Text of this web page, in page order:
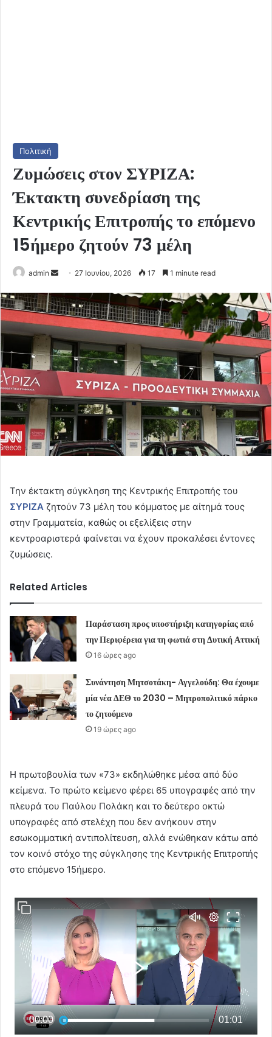
Πολιτική
Ζυμώσεις στον ΣΥΡΙΖΑ:
Έκτακτη συνεδρίαση της
Κεντρικής Επιτροπής το επόμενο
15ήμερο ζητούν 73 μέλη
admin
Send
email
27 Ιουνίου, 2026 17 1 minute read
Την έκτακτη σύγκληση της Κεντρικής Επιτροπής του
ΣΥΡΙΖΑ ζητούν 73 μέλη του κόμματος με αίτημά τους
στην Γραμματεία, καθώς οι εξελίξεις στην
κεντροαριστερά φαίνεται να έχουν προκαλέσει έντονες
ζυμώσεις.
Related Articles
Παράσταση προς υποστήριξη κατηγορίας από
την Περιφέρεια για τη φωτιά στη Δυτική Αττική
16 ώρες ago
Συνάντηση Μητσοτάκη- Αγγελούδη: Θα έχουμε
μία νέα ΔΕΘ το 2030 – Μητροπολιτικό πάρκο
το ζητούμενο
19 ώρες ago
Η πρωτοβουλία των «73» εκδηλώθηκε μέσα από δύο
κείμενα. Το πρώτο κείμενο φέρει 65 υπογραφές από την
πλευρά του Παύλου Πολάκη και το δεύτερο οκτώ
υπογραφές από στελέχη που δεν ανήκουν στην
εσωκομματική αντιπολίτευση, αλλά ενώθηκαν κάτω από
τον κοινό στόχο της σύγκλησης της Κεντρικής Επιτροπής
στο επόμενο 15ήμερο.